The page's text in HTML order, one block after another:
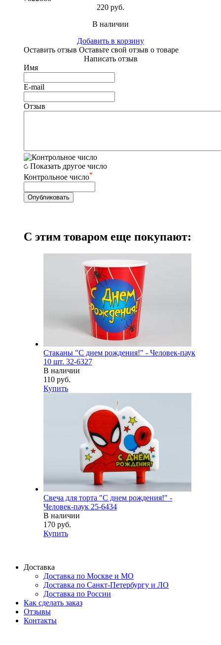
220 руб.
В наличии
Добавить в корзину
Оставить отзыв Оставьте свой отзыв о товаре
Написать отзыв
Имя
E-mail
Отзыв
Показать другое число
Контрольное число*
С этим товаром еще покупают:
Стаканы "С днем рождения!" - Человек-паук
10 шт. 32-6327
В наличии
110 руб.
Купить
Свеча для торта "С днем рождения!" -
Человек-паук 25-6434
В наличии
170 руб.
Купить
Доставка
Доставка по Москве и МО
Доставка по Санкт-Петербургу и ЛО
Доставка по России
Как сделать заказ
Отзывы
Контакты